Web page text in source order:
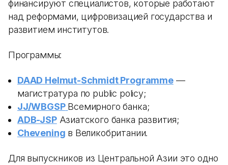
финансируют специалистов, которые работают
над реформами, цифровизацией государства и
развитием институтов.
Программы:
DAAD Helmut-Schmidt Programme—
магистратура по public policy;
JJ/WBGSP Всемирного банка;
ADB-JSPАзиатского банка развития;
Chevening в Великобритании.
Для выпускников из Центральной Азии это одно